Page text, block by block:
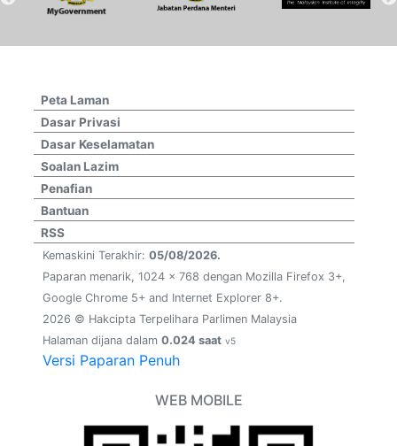
Peta Laman
Dasar Privasi
Dasar Keselamatan
Soalan Lazim
Penafian
Bantuan
RSS
Kemaskini Terakhir: 05/08/2026.
Paparan menarik, 1024 x 768 dengan Mozilla Firefox 3+,
Google Chrome 5+ and Internet Explorer 8+.
2026 © Hakcipta Terpelihara Parlimen Malaysia
Halaman dijana dalam 0.024 saat v5
Versi Paparan Penuh
WEB MOBILE